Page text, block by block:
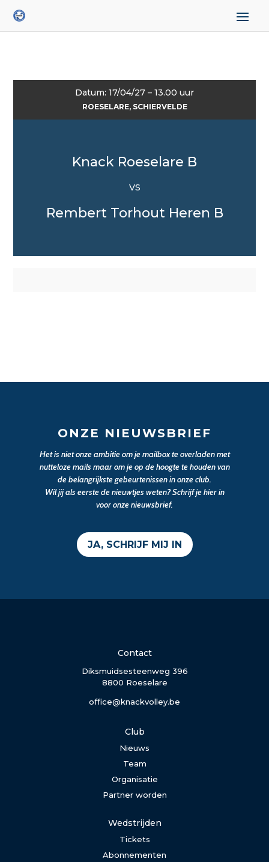
Datum: 17/04/27 – 13.00 uur
ROESELARE, SCHIERVELDE
Knack Roeselare B
VS
Rembert Torhout Heren B
ONZE NIEUWSBRIEF
Het is niet onze ambitie om je mailbox te overladen met
nutteloze mails maar om je op de hoogte te houden van
de belangrijkste gebeurtenissen in onze club.
Wil jij als eerste de nieuwtjes weten? Schrijf je hier in
voor onze nieuwsbrief.
JA, SCHRIJF MIJ IN
Contact
Diksmuidsesteenweg 396
8800 Roeselare
office@knackvolley.be
Club
Nieuws
Team
Organisatie
Partner worden
Wedstrijden
Tickets
Abonnementen